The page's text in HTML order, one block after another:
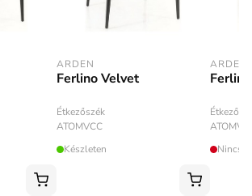
ARDEN
Ferlino Velvet
Étkezőszék
ATOMVCC
Készleten
ARDEN
Nincs